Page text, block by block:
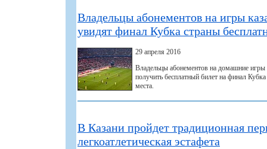
Владельцы абонементов на игры
увидят финал Кубка страны
29 апреля 2016
Владельцы абонементов на домашние игры
получить бесплатный билет на финал
места.
В Казани пройдет традиционная
легкоатлетическая эстафета